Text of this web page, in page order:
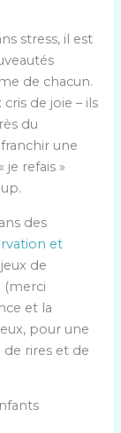
stress, il est
de chacun.
de joie – ils
du
une
refais »
des
et
de
(merci
et la
pour une
rires et de